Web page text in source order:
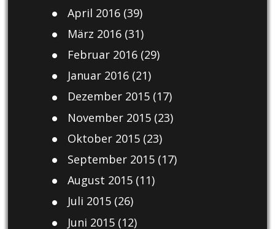
April 2016(39)
März 2016(31)
Februar 2016(29)
Januar 2016(21)
Dezember 2015(17)
November 2015(23)
Oktober 2015(23)
September 2015(17)
August 2015(11)
Juli 2015(26)
Juni 2015(12)